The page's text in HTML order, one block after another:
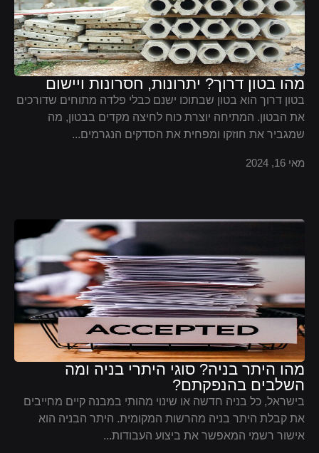
מהו בטון דרוך? יתרונות, חסרונות ויישום
בטון דרוך הוא בטון שבתוכו ישנם כבלי פלדה מתוחים שדורכים
את הבטון. המתיחה יוצרת כוח לחיצה מקדים בבטון, מה
שמגביר את חוזקו ומפחית את הסדקים הנגרמים...
מאי 16, 2024
מהו היתר בניה? סוגי היתרי בניה ומה
השלבים בהנפקתם?
בישראל, כל בניה חדשה או שינוי מהותי במבנה קיים מחייבים
את קבלת היתר בניה מהרשות המקומית. היתר הבניה הוא
אישור רשמי המאפשר את ביצוע העבודות...